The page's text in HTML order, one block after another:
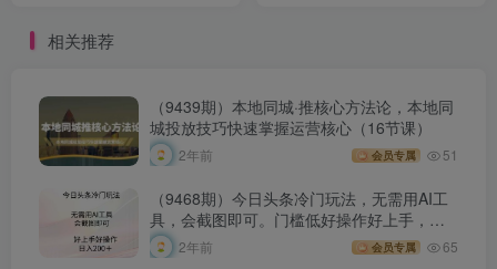
相关推荐
（9439期）本地同城·推核心方法论，本地同
城投放技巧快速掌握运营核心（16节课）
2年前 会员专属 51
（9468期）今日头条冷门玩法，无需用AI工
具，会截图即可。门槛低好操作好上手，
日…2年前 会员专属 65